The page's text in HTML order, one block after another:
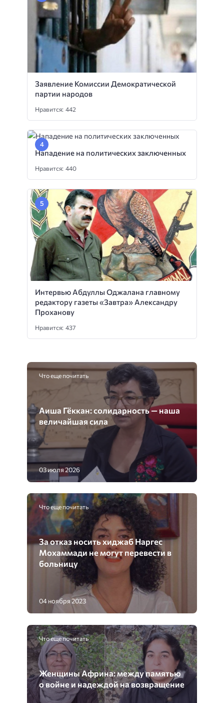
Заявление Комиссии Демократической
партии народов
Нравится: 442
Нападение на политических заключенных
Нравится: 440
Интервью Абдуллы Оджалана главному
редактору газеты «Завтра» Александру
Проханову
Нравится: 437
Что еще почитать
Аиша Гёккан: солидарность — наша
величайшая сила
03 июля 2026
Что еще почитать
За отказ носить хиджаб Наргес
Мохаммади не могут перевести в
больницу
04 ноября 2023
Что еще почитать
Женщины Африна: между памятью
о войне и надеждой на возвращение